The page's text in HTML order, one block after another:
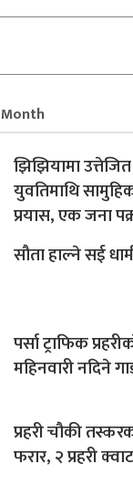
Month
झिझियामा
युवतिमाथि
प्रयास, एक जना
सौता हाल्ने सई
पर्सा ट्राफिक
महिनवारी नदिने
प्रहरी चौकी
फरार, २ प्रहरी